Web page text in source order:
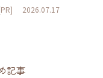
2026.07.17
記事